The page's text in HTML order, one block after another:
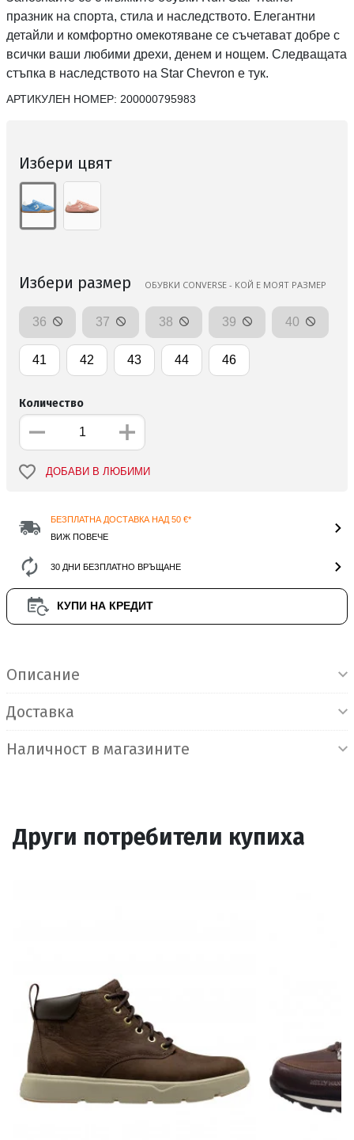
празник на спорта, стила и наследството. Елегантни
детайли и комфортно омекотяване се съчетават добре с
всички ваши любими дрехи, денем и нощем. Следващата
стъпка в наследството на Star Chevron е тук.
АРТИКУЛЕН НОМЕР: 200000795983
Избери цвят
Избери размер ОБУВКИ CONVERSE - КОЙ Е МОЯТ РАЗМЕР
36 37 38 39 40
41 42 43 44 46
Количество
ДОБАВИ В ЛЮБИМИ
БЕЗПЛАТНА ДОСТАВКА НАД 50 €*
ВИЖ ПОВЕЧЕ
30 ДНИ БЕЗПЛАТНО ВРЪЩАНЕ
КУПИ НА КРЕДИТ
Описание
Доставка
Наличност в магазините
Други потребители купиха